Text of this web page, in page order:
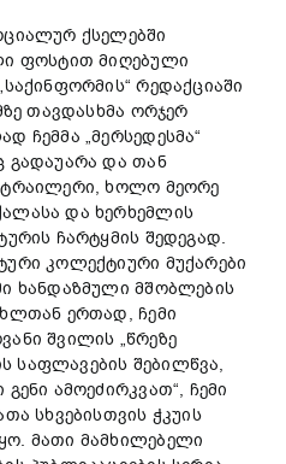
ქსელებში
ფოსტით მიღებული
რედაქციაში
თავდასხმა ორჯერ
ჩემმა „მერსედესმა“
გადაუარა და თან
ტრაილერი, ხოლო მეორე
და ხერხემლის
ჩარტყმის შედეგად.
კოლექტიური მუქარები
ხანდაზმული მშობლების
ერთად, ჩემი
შვილის „წრეზე
საფლავების შებილწვა,
ამოეძირკვათ“, ჩემი
სხვებისთვის ჭკუის
მათი მამხილებელი